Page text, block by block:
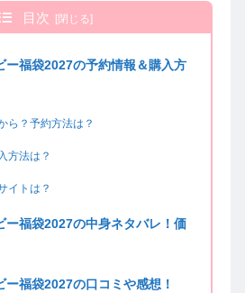
目次
ー福袋2027の予約情報＆購入方
ら？予約方法は？
方法は？
イトは？
ー福袋2027の中身ネタバレ！価
ー福袋2027の口コミや感想！